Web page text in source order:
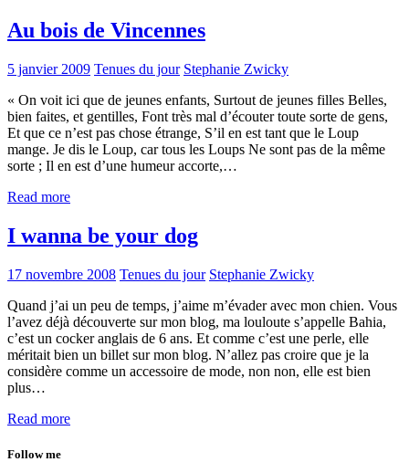
Au bois de Vincennes
5 janvier 2009 Tenues du jour Stephanie Zwicky
« On voit ici que de jeunes enfants, Surtout de jeunes filles Belles,
bien faites, et gentilles, Font très mal d’écouter toute sorte de gens,
Et que ce n’est pas chose étrange, S’il en est tant que le Loup
mange. Je dis le Loup, car tous les Loups Ne sont pas de la même
sorte ; Il en est d’une humeur accorte,…
Read more
I wanna be your dog
17 novembre 2008 Tenues du jour Stephanie Zwicky
Quand j’ai un peu de temps, j’aime m’évader avec mon chien. Vous
l’avez déjà découverte sur mon blog, ma louloute s’appelle Bahia,
c’est un cocker anglais de 6 ans. Et comme c’est une perle, elle
méritait bien un billet sur mon blog. N’allez pas croire que je la
considère comme un accessoire de mode, non non, elle est bien
plus…
Read more
Follow me